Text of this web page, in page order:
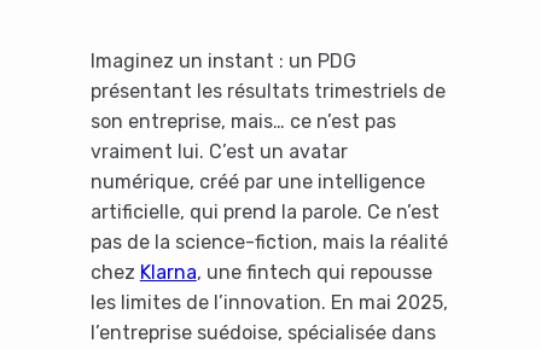
Imaginez un instant : un PDG
présentant les résultats trimestriels de
son entreprise, mais… ce n’est pas
vraiment lui. C’est un avatar
numérique, créé par une intelligence
artificielle, qui prend la parole. Ce n’est
pas de la science-fiction, mais la réalité
chez Klarna, une fintech qui repousse
les limites de l’innovation. En mai 2025,
l’entreprise suédoise, spécialisée dans